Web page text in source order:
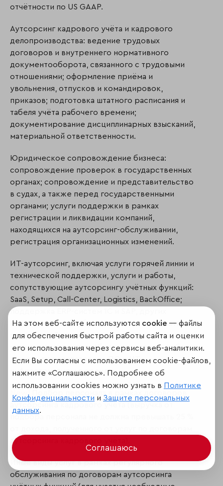
отчётности по US GAAP.
Аутсорсинг кадрового учёта и кадрового
делопроизводства: ведение трудовых
договоров и внутреннего нормативного
документооборота, связанного с трудовыми
отношениями; оформление приёма и
увольнения, отпусков и командировок,
приказов; подготовка штатного расписания и
табеля учёта рабочего времени;
документирование дисциплинарных взысканий,
материальной ответственности.
Юридическое сопровождение бизнеса:
сопровождение проверок в государственных
органах; сопровождение и представительство
в судах, а также перед государственными
органами; услуги поддержки в рамках
регистрации и ликвидации компаний,
находящихся на аутсорсинг-обслуживании,
регистрация организационных изменений.
ИТ-аутсорсинг, включая услуги горячей линии и
технической поддержки, услуги и работы,
сопутствующие аутсорсингу учётных функций:
SaaS, Setup, Call-Center, Logistics, BackOffice;
поддержка ERP-систем 1С и SAP, других
кадровых систем, бухгалтерских и зарплатных
приложений; внедрение и сопровождение
учётных систем, разработка и поддержка баз
данных, предоставление ПО и ИТ-
инфраструктуры в аренду.
New!
аутсорсинга кадрового учёта).
Иные виды услуг в рамках регулярного
обслуживания по договорам аутсорсинга
На этом веб-сайте используются cookie — файлы
для обеспечения быстрой работы сайта и оценки
его использования через сервисы веб-аналитики.
Если Вы согласны с использованием cookie-файлов,
нажмите «Соглашаюсь». Подробнее об
использовании cookies можно узнать в Политике
Конфиденциальности и Защите персональных
данных.
Соглашаюсь